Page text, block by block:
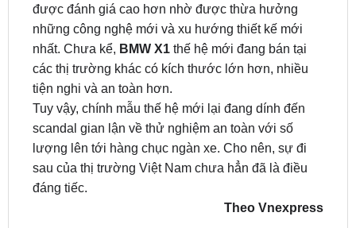
nhất. Chưa kể, BMW X1 thế hệ mới đang bán tại
các thị trường khác có kích thước lớn hơn, nhiều
tiện nghi và an toàn hơn.
Tuy vậy, chính mẫu thế hệ mới lại đang dính đến
scandal gian lận về thử nghiệm an toàn với số
lượng lên tới hàng chục ngàn xe. Cho nên, sự đi
sau của thị trường Việt Nam chưa hẳn đã là điều
đáng tiếc.
Theo Vnexpress
Xem thêm tại Kênh Youtube: